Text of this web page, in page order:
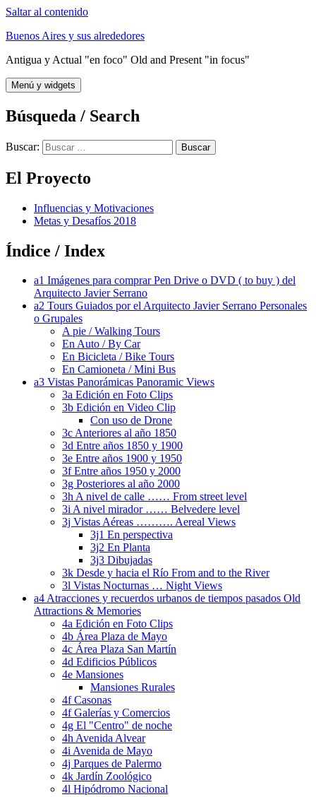
Saltar al contenido
Buenos Aires y sus alrededores
Antigua y Actual "en foco" Old and Present "in focus"
Menú y widgets
Búsqueda / Search
Buscar:
El Proyecto
Influencias y Motivaciones
Metas y Desafíos 2018
Índice / Index
a1 Imágenes para comprar Pen Drive o DVD ( to buy ) del
Arquitecto Javier Serrano
a2 Tours Guiados por el Arquitecto Javier Serrano Personales
o Grupales
A pie / Walking Tours
En Auto / By Car
En Bicicleta / Bike Tours
En Camioneta / Mini Bus
a3 Vistas Panorámicas Panoramic Views
3a Edición en Foto Clips
3b Edición en Video Clip
Con uso de Drone
3c Anteriores al año 1850
3d Entre años 1850 y 1900
3e Entre años 1900 y 1950
3f Entre años 1950 y 2000
3g Posteriores al año 2000
3h A nivel de calle …… From street level
3i A nivel mirador …… Belvedere level
3j Vistas Aéreas ………. Aereal Views
3j1 En perspectiva
3j2 En Planta
3j3 Dibujadas
3k Desde y hacia el Río From and to the River
3l Vistas Nocturnas … Night Views
a4 Atracciones y recuerdos urbanos de tiempos pasados Old
Attractions & Memories
4a Edición en Foto Clips
4b Área Plaza de Mayo
4c Área Plaza San Martín
4d Edificios Públicos
4e Mansiones
Mansiones Rurales
4f Casonas
4f Galerías y Comercios
4g El "Centro" de noche
4h Avenida Alvear
4i Avenida de Mayo
4j Parques de Palermo
4k Jardín Zoológico
4l Hipódromo Nacional